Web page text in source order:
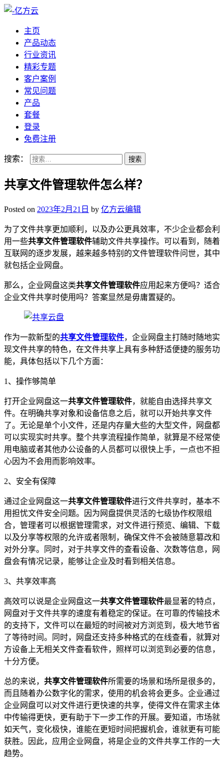
主页
产品动态
行业资讯
精彩专题
客户案例
常见问题
产品
套餐
登录
免费注册
搜索：
共享文件管理软件怎么样？
Posted on 2023年2月21日 by 亿方云编辑
为了文件共享更加顺利，以及办公更具效率，不少企业都会利
用一些共享文件管理软件辅助文件共享操作。可以看到，随着
互联网的逐步发展，越来越多特别的文件管理软件问世，其中
就包括企业网盘。
那么，企业网盘这类共享文件管理软件应用起来方便吗？适合
企业文件共享时使用吗？答案显然是毋庸置疑的。
作为一款新型的共享文件管理软件，企业网盘主打随时随地实
现文件共享的特色，在文件共享上具有多种舒适便捷的服务功
能，具体包括以下几个方面：
1、操作够简单
打开企业网盘这一共享文件管理软件，就能自由选择共享文
件。在明确共享对象和设备信息之后，就可以开始共享文件
了。无论是单个小文件，还是内存量大些的大型文件，网盘都
可以实现实时共享。整个共享流程操作简单，就算是不经常使
用电脑或者其他办公设备的人员都可以很快上手，一点也不担
心因为不会用而影响效率。
2、安全有保障
通过企业网盘这一共享文件管理软件进行文件共享时，基本不
用担忧文件安全问题。因为网盘提供灵活的七级协作权限组
合，管理者可以根据管理需求，对文件进行预览、编辑、下载
以及分享等权限的允许或者限制，确保文件不会被随意篡改和
对外分享。同时，对于共享文件的查看设备、次数等信息，网
盘会有情况记录，能够让企业及时看到相关信息。
3、共享效率高
高效可以说是企业网盘这一共享文件管理软件最显著的特点，
网盘对于文件共享的速度有着稳定的保证。在可靠的传输技术
的支持下，文件可以在最短的时间被对方浏览到，极大地节省
了等待时间。同时，网盘还支持多种格式的在线查看，就算对
方设备上无相关文件查看软件，照样可以浏览到必要的信息，
十分方便。
总的来说， 共享文件管理软件所需要的场景和场所是很多的，
而且随着办公数字化的需求，使用的机会将会更多。企业通过
企业网盘可以对文件进行更快速的共享，使得文件在需求主体
中传输得更快，更有助于下一步工作的开展。要知道，市场就
如天气，变化极快，谁能在更短时间把握机会，谁就更有可能
获胜。因此，应用企业网盘，将是企业的文件共享工作的一大
趋势。